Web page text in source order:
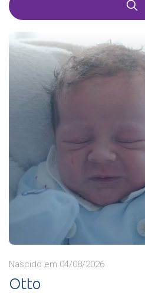
Nascido em 04/08/2026
Otto